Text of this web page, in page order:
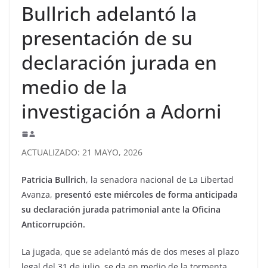
Bullrich adelantó la
presentación de su
declaración jurada en
medio de la
investigación a Adorni
ACTUALIZADO: 21 MAYO, 2026
Patricia Bullrich, la senadora nacional de La Libertad
Avanza, presentó este miércoles de forma anticipada
su declaración jurada patrimonial ante la Oficina
Anticorrupción.
La jugada, que se adelantó más de dos meses al plazo